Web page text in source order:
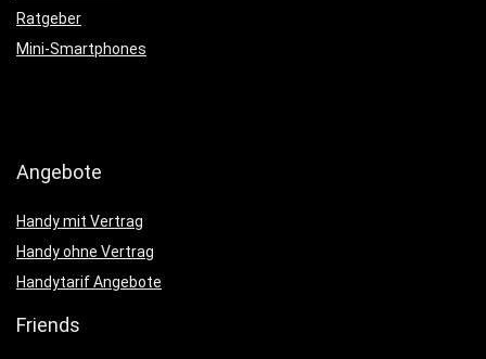
Ratgeber
Mini-Smartphones
Angebote
Handy mit Vertrag
Handy ohne Vertrag
Handytarif Angebote
Friends